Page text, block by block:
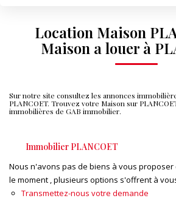
SYNDIC
GESTION
CONTACT
Sélectionnez...
Type de bien
Surface
Créer une alerte
Location Maison
Maison a louer à
Sur notre site consultez les annonces
PLANCOET. Trouvez votre Maison sur
immobilières de GAB immobilier.
Immobilier PLANCOET
Nous n'avons pas de biens à vous
le moment , plusieurs options s'offrent à
Transmettez-nous votre demande